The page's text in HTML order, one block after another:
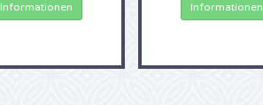
Informationen Informationen